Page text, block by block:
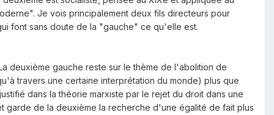
Je vois principalement deux fils directeurs pour
font sans doute de la "gauche" ce qu'elle est.
deuxième gauche reste sur le thème de l'abolition de
travers une certaine interprétation du monde) plus que
dans la théorie marxiste par le rejet du droit dans une
de la deuxième la recherche d'une égalité de fait plus